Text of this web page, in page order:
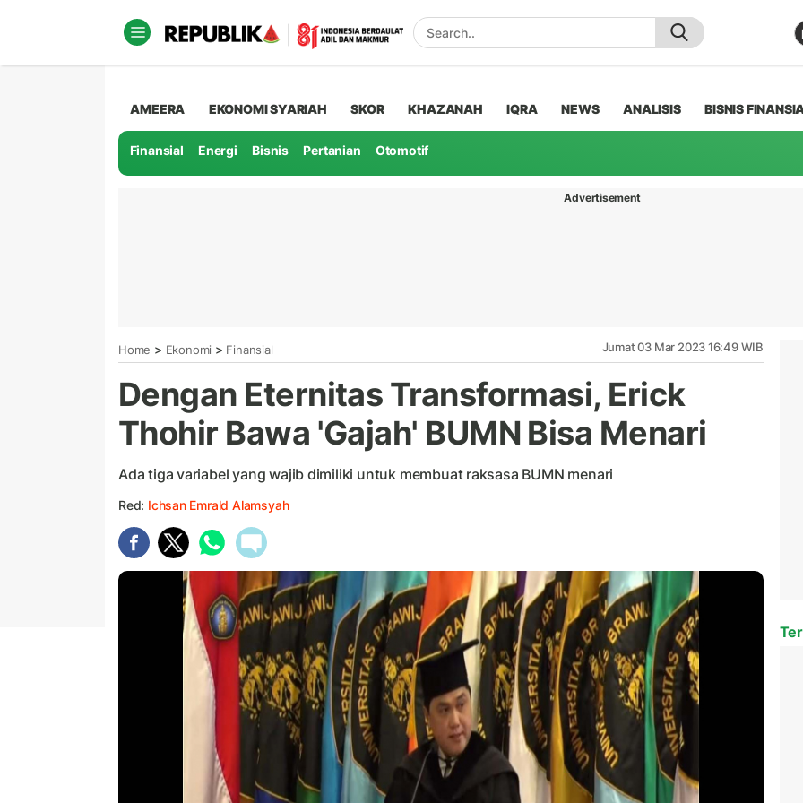
AMEERA EKONOMI SYARIAH SKOR KHAZANAH IQRA NEWS ANALISIS BISNIS
Finansial Energi Bisnis Pertanian Otomotif
Advertisement
Home > Ekonomi > Finansial Jumat 03 Mar 2023 16:49 WIB
Dengan Eternitas Transformasi, Erick
Thohir Bawa 'Gajah' BUMN Bisa Menari
Ada tiga variabel yang wajib dimiliki untuk membuat raksasa BUMN menari
Red: Ichsan Emrald Alamsyah